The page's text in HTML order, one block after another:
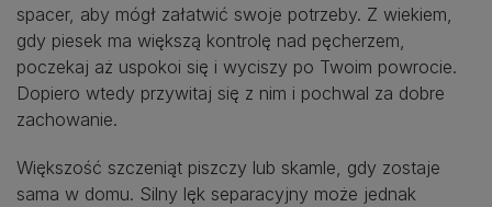
spacer, aby mógł załatwić swoje potrzeby. Z wiekiem,
gdy piesek ma większą kontrolę nad pęcherzem,
poczekaj aż uspokoi się i wyciszy po Twoim powrocie.
Dopiero wtedy przywitaj się z nim i pochwal za dobre
zachowanie.
Większość szczeniąt piszczy lub skamle, gdy zostaje
sama w domu. Silny lęk separacyjny może jednak